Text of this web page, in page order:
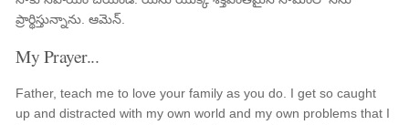
ప్రార్థిస్తున్నాను. ఆమెన్.
My Prayer...
Father, teach me to love your family as you do. I get so caught
up and distracted with my own world and my own problems that I